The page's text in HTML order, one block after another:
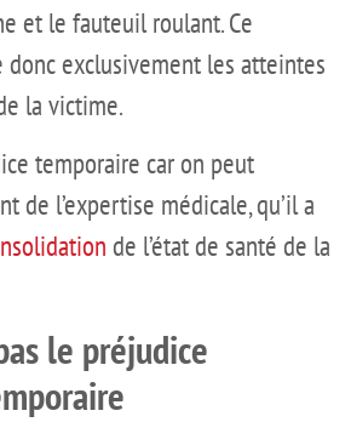
et le fauteuil roulant. Ce
donc exclusivement les atteintes
la victime.
temporaire car on peut
de l’expertise médicale, qu’il a
de l’état de santé de la
le préjudice